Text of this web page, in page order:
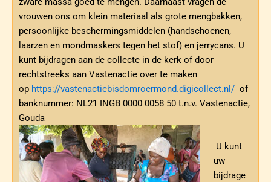
vrouwen ons om klein materiaal als grote mengbakken,
persoonlijke beschermingsmiddelen (handschoenen,
laarzen en mondmaskers tegen het stof) en jerrycans. U
kunt bijdragen aan de collecte in de kerk of door
rechtstreeks aan Vastenactie over te maken
op https://vastenactiebisdomroermond.digicollect.nl/ of
banknummer: NL21 INGB 0000 0058 50 t.n.v. Vastenactie,
Gouda
U kunt
uw
bijdrage